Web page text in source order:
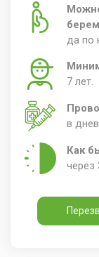
да по
7 лет.
в
Как
через